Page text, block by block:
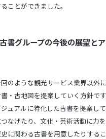
ことができました。
書グループの今後の展望と
のような観光サービス業界以外
・古地図を提案していく方針で
ュアルに特化した古書を提案し
なげたり、文化・芸術活動に力
に関わる古書を用意したりする